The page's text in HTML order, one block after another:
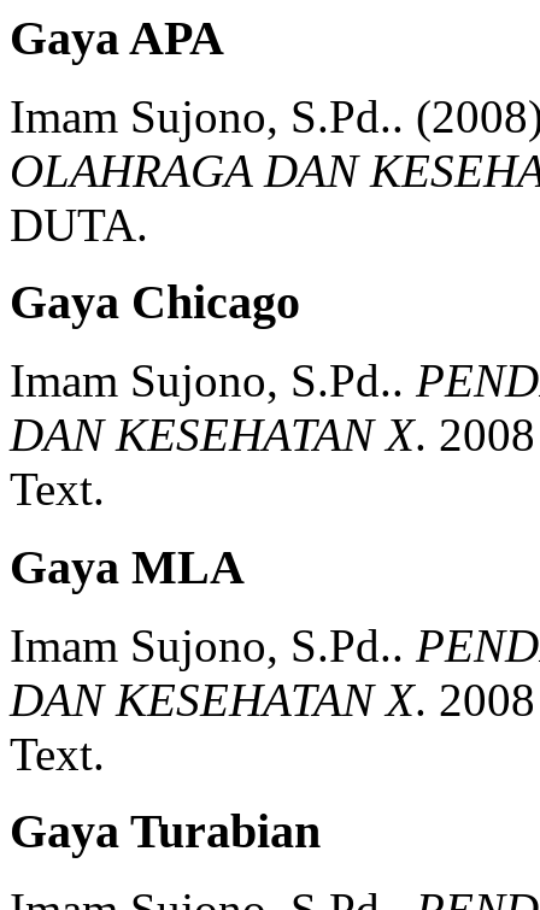
Gaya APA
Imam Sujono, S.Pd..
OLAHRAGA DAN
DUTA.
Gaya Chicago
Imam Sujono, S.Pd..
DAN KESEHATAN X. 2008
Text.
Gaya MLA
Imam Sujono, S.Pd..
DAN KESEHATAN X. 2008
Text.
Gaya Turabian